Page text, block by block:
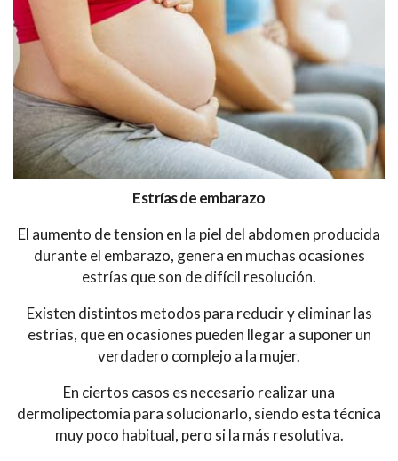
Estrías de embarazo
El aumento de tension en la piel del abdomen producida
durante el embarazo, genera en muchas ocasiones
estrías que son de difícil resolución.
Existen distintos metodos para reducir y eliminar las
estrias, que en ocasiones pueden llegar a suponer un
verdadero complejo a la mujer.
En ciertos casos es necesario realizar una
dermolipectomia para solucionarlo, siendo esta técnica
muy poco habitual, pero si la más resolutiva.